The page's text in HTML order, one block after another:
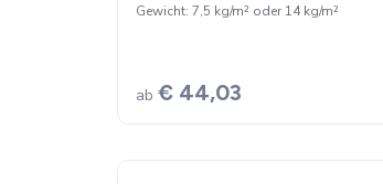
Gewicht: 7,5 kg/m² oder 14 kg/m²
ab € 44,03